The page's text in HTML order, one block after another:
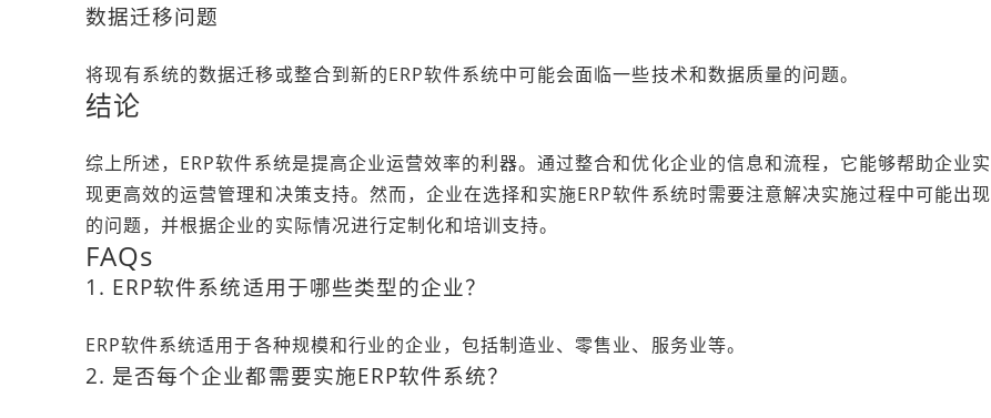
数据迁移问题
将现有系统的数据迁移或整合到新的ERP软件系统中可能会面临一些技术和数据质量的问题。
结论
综上所述，ERP软件系统是提高企业运营效率的利器。通过整合和优化企业的信息和流程，它能够帮助企业实
现更高效的运营管理和决策支持。然而，企业在选择和实施ERP软件系统时需要注意解决实施过程中可能出现
的问题，并根据企业的实际情况进行定制化和培训支持。
FAQs
1. ERP软件系统适用于哪些类型的企业？
ERP软件系统适用于各种规模和行业的企业，包括制造业、零售业、服务业等。
2. 是否每个企业都需要实施ERP软件系统？